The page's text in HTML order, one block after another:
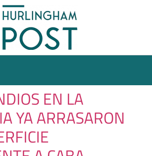
EN LA
YA ARRASARON